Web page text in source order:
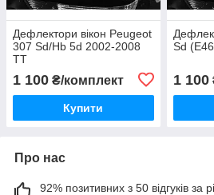
Дефлектори вікон Peugeot
307 Sd/Hb 5d 2002-2008
TT
1 100 ₴/комплект
Купити
Sd
1 100
Про нас
92% позитивних з 50 відгуків за